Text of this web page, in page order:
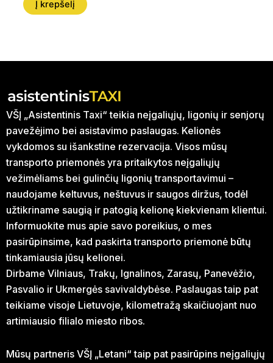
Į krepšelį
VŠĮ „Asistentinis Taxi“ teikia neįgaliųjų, ligonių ir senjorų
pavežėjimo bei asistavimo paslaugas. Kelionės
vykdomos su išankstine rezervacija. Visos mūsų
transporto priemonės yra pritaikytos neįgaliųjų
vežimėliams bei gulinčių ligonių transportavimui –
naudojame keltuvus, neštuvus ir saugos diržus, todėl
užtikriname saugią ir patogią kelionę kiekvienam klientui.
Informuokite mus apie savo poreikius, o mes
pasirūpinsime, kad paskirta transporto priemonė būtų
tinkamiausia jūsų kelionei.
Dirbame Vilniaus, Trakų, Ignalinos, Zarasų, Panevėžio,
Pasvalio ir Ukmergės savivaldybėse. Paslaugas taip pat
teikiame visoje Lietuvoje, kilometražą skaičiuojant nuo
artimiausio filialo miesto ribos.
Mūsų partneris VŠĮ „Letani“ taip pat pasirūpins neįgaliųjų